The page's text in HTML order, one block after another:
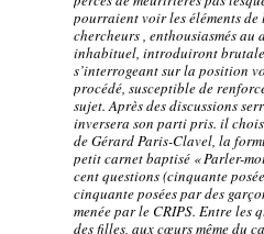
pourraient voir les éléments de
chercheurs , enthousiasmés
inhabituel, introduiront
s’interrogeant sur la position
procédé, susceptible de
sujet. Après des discussions
inversera son parti pris. il
de Gérard Paris-Clavel, la
petit carnet baptisé «Parler-
cent questions (cinquante
cinquante posées par des
menée par le CRIPS. Entre les
des filles, aux cœurs même du